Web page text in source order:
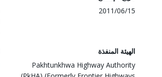
2011/06/15
الهيئة المنفذة
Pakhtunkhwa Highway Authority